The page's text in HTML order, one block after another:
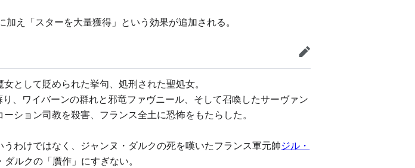
え「スターを大量獲得」という効果が追加される。
編集
として貶められた挙句、処刑された聖処女。
、ワイバーンの群れと邪竜ファヴニール、そして召喚したサーヴァン
ション司教を殺害、フランス全土に恐怖をもたらした。
わけではなく、ジャンヌ・ダルクの死を嘆いたフランス軍元帥ジル・
ルクの「贋作」にすぎない。